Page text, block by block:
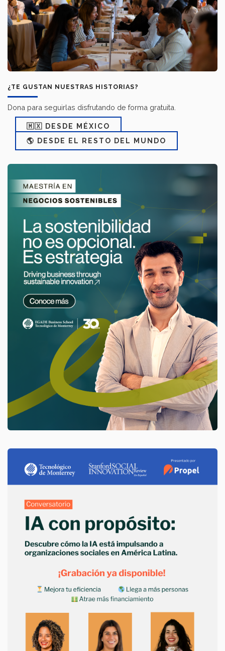
¿TE GUSTAN NUESTRAS HISTORIAS?
Dona para seguirlas disfrutando de forma gratuita.
🇲🇽 DESDE MÉXICO
🌎 DESDE EL RESTO DEL MUNDO